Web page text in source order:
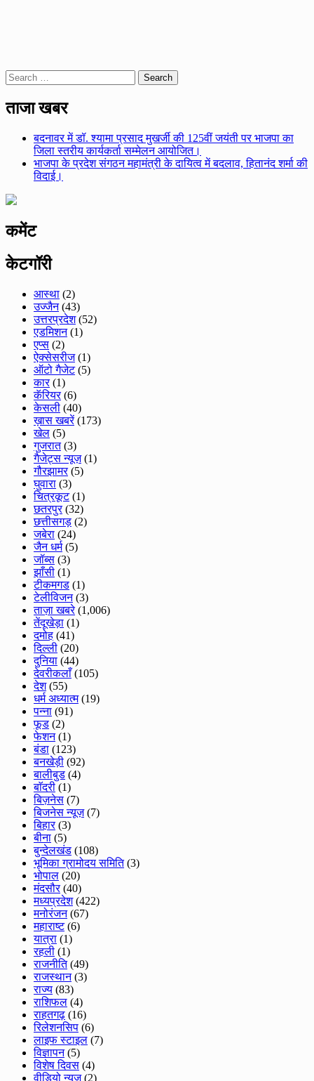
Search
for:
ताजा खबर
बदनावर में डॉ. श्यामा प्रसाद मुखर्जी की 125वीं जयंती पर भाजपा का
जिला स्तरीय कार्यकर्ता सम्मेलन आयोजित।
भाजपा के प्रदेश संगठन महामंत्री के दायित्व में बदलाव, हितानंद शर्मा की
विदाई।
कमेंट
केटगॉरी
आस्था (2)
उज्जैन(43)
उत्तरप्रदेश(52)
एडमिशन(1)
एप्स (2)
ऐक्सेसरीज(1)
ऑटो गैजेट(5)
कार(1)
कॅरियर(6)
केसली (40)
ख़ास खबरें(173)
खेल (5)
गुजरात(3)
गैजेट्स न्यूज़(1)
गौरझामर(5)
घुवारा (3)
चित्रकूट(1)
छतरपुर(32)
छत्तीसगड़ (2)
जबेरा (24)
जैन धर्म(5)
जॉब्स (3)
झाँसी (1)
टीकमगड (1)
टेलीविजन(3)
ताज़ा खबरे(1,006)
तेंदूखेड़ा (1)
दमोह (41)
दिल्ली (20)
दुनिया (44)
देवरीकलाँ(105)
देश(55)
धर्म अध्यात्म(19)
पन्ना (91)
फूड (2)
फेशन(1)
बंडा (123)
बनखेड़ी (92)
बालीबुड (4)
बाॅदरी (1)
बिज़नेस (7)
बिजनेस न्यूज़(7)
बिहार(3)
बीना (5)
बुन्देलखंड (108)
भूमिका ग्रामोदय समिति(3)
भोपाल (20)
मंदसौर(40)
मध्यप्रदेश(422)
मनोरंजन(67)
महाराष्ट(6)
यात्रा (1)
रहली (1)
राजनीति(49)
राजस्थान(3)
राज्य (83)
राशिफल (4)
राहतगढ़ (16)
रिलेशनसिप (6)
लाइफ स्टाइल (7)
विज्ञापन(5)
विशेष दिवस (4)
वीडियो न्यूज(2)